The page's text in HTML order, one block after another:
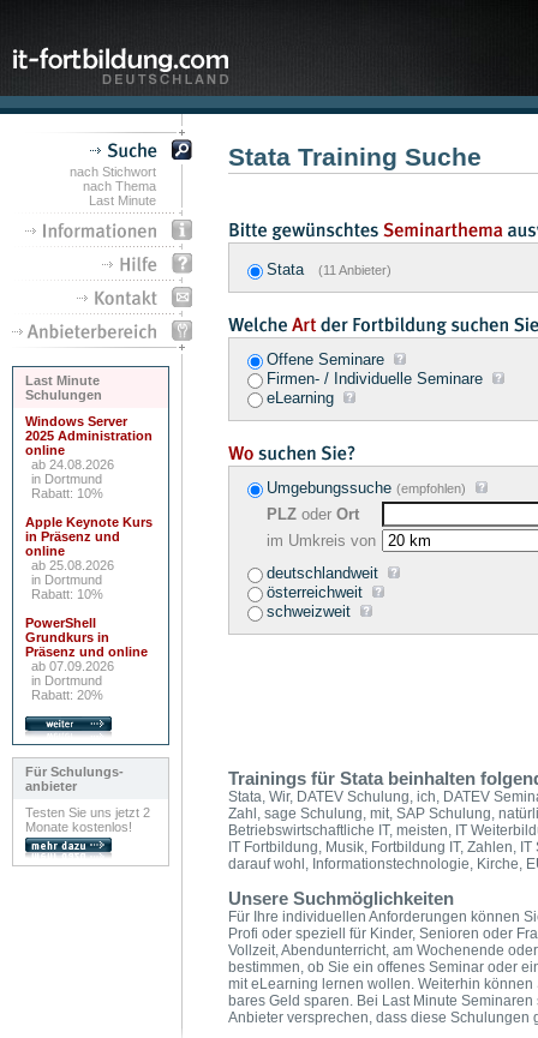
nach Stichwort
nach Thema
Last Minute
Last Minute
Schulungen
Windows Server
2025 Administration
online
ab 24.08.2026
in Dortmund
Rabatt: 10%
Apple Keynote Kurs
in Präsenz und
online
ab 25.08.2026
in Dortmund
Rabatt: 10%
PowerShell
Grundkurs in
Präsenz und online
ab 07.09.2026
in Dortmund
Rabatt: 20%
Für Schulungs-
anbieter
Testen Sie uns jetzt 2
Monate kostenlos!
Stata Training Suche
Stata (11 Anbieter)
Offene Seminare
Firmen- / Individuelle Seminare
eLearning
Umgebungssuche (empfohlen)
PLZ oder Ort
im Umkreis von
deutschlandweit
österreichweit
schweizweit
Trainings für Stata beinhalten
Stata, Wir, DATEV Schulung, ich, DATEV
Zahl, sage Schulung, mit, SAP Schulung,
Betriebswirtschaftliche IT, meisten, IT
IT Fortbildung, Musik, Fortbildung IT, Zahlen,
darauf wohl, Informationstechnologie, Kirche,
Unsere Suchmöglichkeiten
Für Ihre individuellen Anforderungen können
Profi oder speziell für Kinder, Senioren oder
Vollzeit, Abendunterricht, am Wochenende
bestimmen, ob Sie ein offenes Seminar oder
mit eLearning lernen wollen. Weiterhin
bares Geld sparen. Bei Last Minute
Anbieter versprechen, dass diese Schulungen